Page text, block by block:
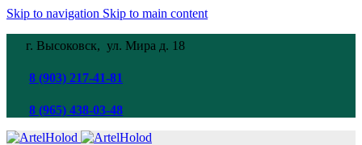
Skip to navigation Skip to main content
г. Высоковск, ул. Мира д. 18
8 (903) 217-41-81
8 (965) 438-03-48